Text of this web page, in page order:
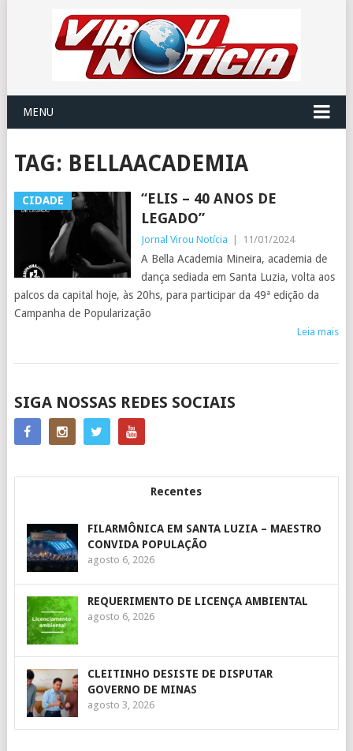
MENU
TAG: BELLAACADEMIA
CIDADE
“ELIS – 40 ANOS DE
LEGADO”
Jornal Virou Notícia 11/01/2024
A Bella Academia Mineira, academia de
dança sediada em Santa Luzia, volta aos
palcos da capital hoje, às 20hs, para participar da 49ª edição da
Campanha de Popularização
Leia mais
POSTS
NAVIGATION
SIGA NOSSAS REDES SOCIAIS
Recentes
FILARMÔNICA EM SANTA LUZIA – MAESTRO
CONVIDA POPULAÇÃO
agosto 6, 2026
REQUERIMENTO DE LICENÇA AMBIENTAL
agosto 6, 2026
CLEITINHO DESISTE DE DISPUTAR
GOVERNO DE MINAS
agosto 3, 2026